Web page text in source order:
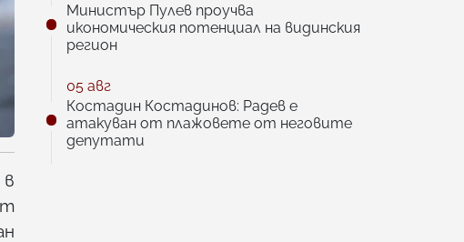
Министър Пулев проучва
икономическия потенциал на видинския
регион
05 авг
Костадин Костадинов: Радев е
атакуван от плажoвете от неговите
депутати